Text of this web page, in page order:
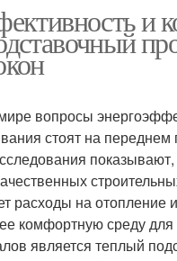
и
вопросы
стоят на переднем
показывают,
расходы на отопление
комфортную среду
является теплый